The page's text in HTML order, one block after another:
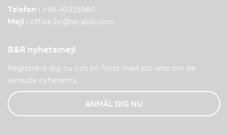
Telefon : +46 40315980
Mejl : office.br@se.abb.com
B&R nyhetsmejl
Registrera dig nu och bli först med att veta om de
senaste nyheterna.
ANMÄL DIG NU